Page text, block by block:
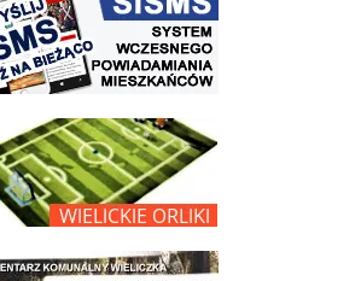
opisu projektu Wielickie Orliki
lokalizatora grobów na wielickim cmentarzu - grobnet